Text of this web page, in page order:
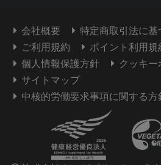
会社概要
特定商取引法に基
ご利用規約
ポイント利用規
個人情報保護方針
クッキー
サイトマップ
中核的労働要求事項に関する方